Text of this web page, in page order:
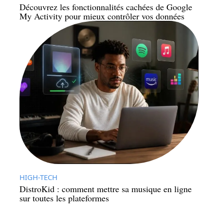
Découvrez les fonctionnalités cachées de Google
My Activity pour mieux contrôler vos données
HIGH-TECH
DistroKid : comment mettre sa musique en ligne
sur toutes les plateformes